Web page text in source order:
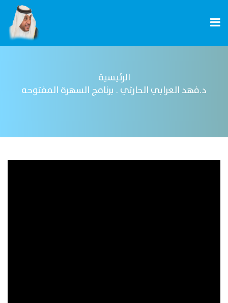
الرئيسية
د.فهد العرابي الحارثي . برنامج السهرة المفتوحه